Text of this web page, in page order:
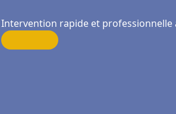
Intervention rapide et professionnelle